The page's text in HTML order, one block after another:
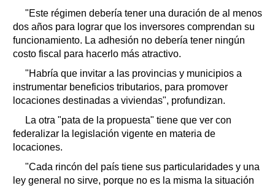
"Este régimen debería tener una duración de al menos
dos años para lograr que los inversores comprendan su
funcionamiento. La adhesión no debería tener ningún
costo fiscal para hacerlo más atractivo.
"Habría que invitar a las provincias y municipios a
instrumentar beneficios tributarios, para promover
locaciones destinadas a viviendas", profundizan.
La otra "pata de la propuesta" tiene que ver con
federalizar la legislación vigente en materia de
locaciones.
"Cada rincón del país tiene sus particularidades y una
ley general no sirve, porque no es la misma la situación